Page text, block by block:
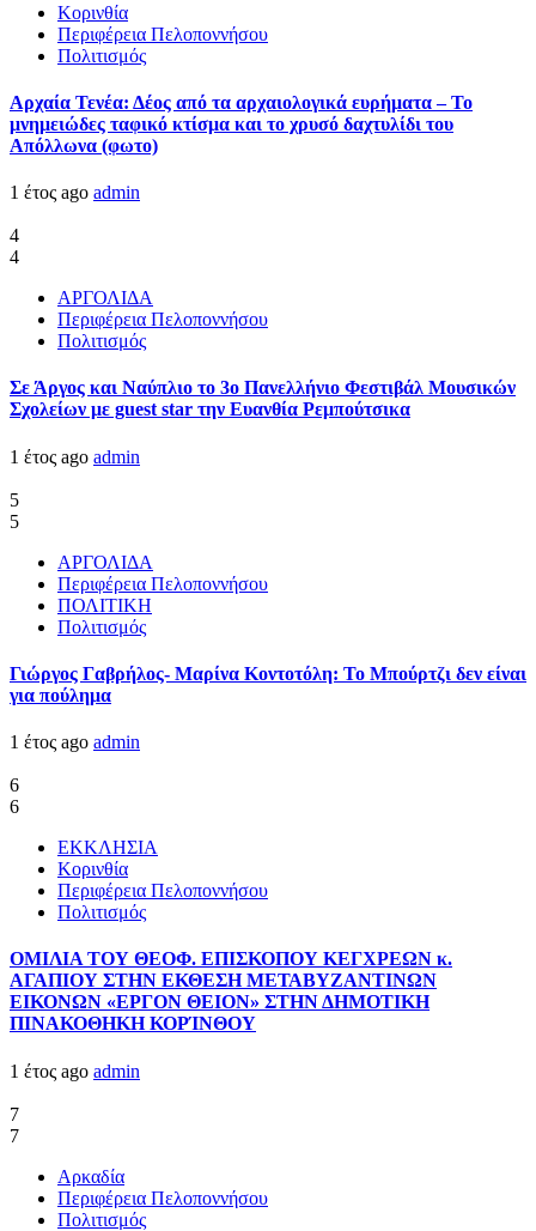
Κορινθία
Περιφέρεια Πελοποννήσου
Πολιτισμός
Αρχαία Τενέα: Δέος από τα αρχαιολογικά ευρήματα – Το
μνημειώδες ταφικό κτίσμα και το χρυσό δαχτυλίδι του
Απόλλωνα (φωτο)
1 έτος ago admin
4
4
ΑΡΓΟΛΙΔΑ
Περιφέρεια Πελοποννήσου
Πολιτισμός
Σε Άργος και Ναύπλιο το 3ο Πανελλήνιο Φεστιβάλ Μουσικών
Σχολείων με guest star την Ευανθία Ρεμπούτσικα
1 έτος ago admin
5
5
ΑΡΓΟΛΙΔΑ
Περιφέρεια Πελοποννήσου
ΠΟΛΙΤΙΚΗ
Πολιτισμός
Γιώργος Γαβρήλος- Μαρίνα Κοντοτόλη: Το Μπούρτζι δεν είναι
για πούλημα
1 έτος ago admin
6
6
ΕΚΚΛΗΣΙΑ
Κορινθία
Περιφέρεια Πελοποννήσου
Πολιτισμός
ΟΜΙΛΙΑ ΤΟΥ ΘΕΟΦ. ΕΠΙΣΚΟΠΟΥ ΚΕΓΧΡΕΩΝ κ.
ΑΓΑΠΙΟΥ ΣΤΗΝ ΕΚΘΕΣΗ ΜΕΤΑΒΥΖΑΝΤΙΝΩΝ
ΕΙΚΟΝΩΝ «ΕΡΓΟΝ ΘΕΙΟΝ» ΣΤΗΝ ΔΗΜΟΤΙΚΗ
ΠΙΝΑΚΟΘΗΚΗ ΚΟΡΊΝΘΟΥ
1 έτος ago admin
7
7
Αρκαδία
Περιφέρεια Πελοποννήσου
Πολιτισμός